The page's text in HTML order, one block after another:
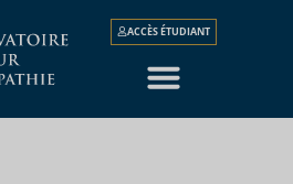
ACCÈS ÉTUDIANT